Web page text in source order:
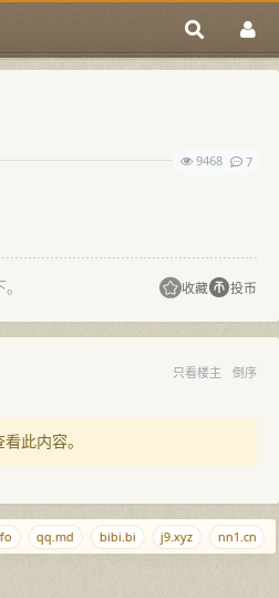
9468
7
收藏 投币
只看楼主 倒序
此内容。
qq.md bibi.bi j9.xyz nn1.cn